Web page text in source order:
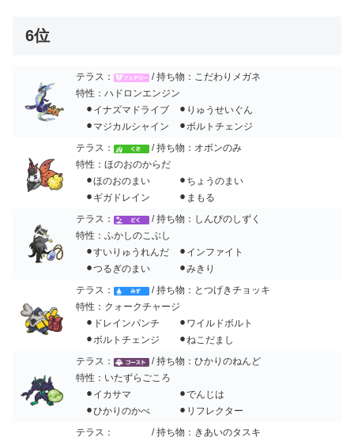
6位
テラス：
/ 持ち物：こだわりメガネ
特性：ハドロンエンジン
⚫︎イナズマドライブ ⚫︎りゅうせいぐん
⚫︎マジカルシャイン ⚫︎ボルトチェンジ
テラス：
/ 持ち物：オボンのみ
特性：ほのおのからだ
⚫︎ほのおのまい ⚫︎ちょうのまい
⚫︎ギガドレイン ⚫︎まもる
テラス：
/ 持ち物：しんぴのしずく
特性：ふかしのこぶし
⚫︎すいりゅうれんだ ⚫︎インファイト
⚫︎つるぎのまい ⚫︎みきり
テラス：
/ 持ち物：とつげきチョッキ
特性：クォークチャージ
⚫︎ドレインパンチ ⚫︎ワイルドボルト
⚫︎ボルトチェンジ ⚫︎ねこだまし
テラス：
/ 持ち物：ひかりのねんど
特性：いたずらごころ
⚫︎イカサマ ⚫︎でんじは
⚫︎ひかりのかべ ⚫︎リフレクター
テラス：
/ 持ち物：きあいのタスキ